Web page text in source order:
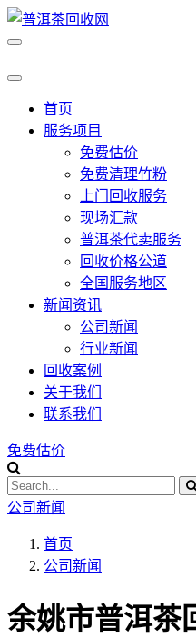
首页
服务项目
免费估价
免费清理竹粉
上门回收服务
现场汇款
普洱茶代卖服务
回收价格公道
全国服务地区
新闻资讯
公司新闻
行业新闻
回收案例
关于我们
联系我们
免费估价
公司新闻
首页
公司新闻
余姚市普洱茶